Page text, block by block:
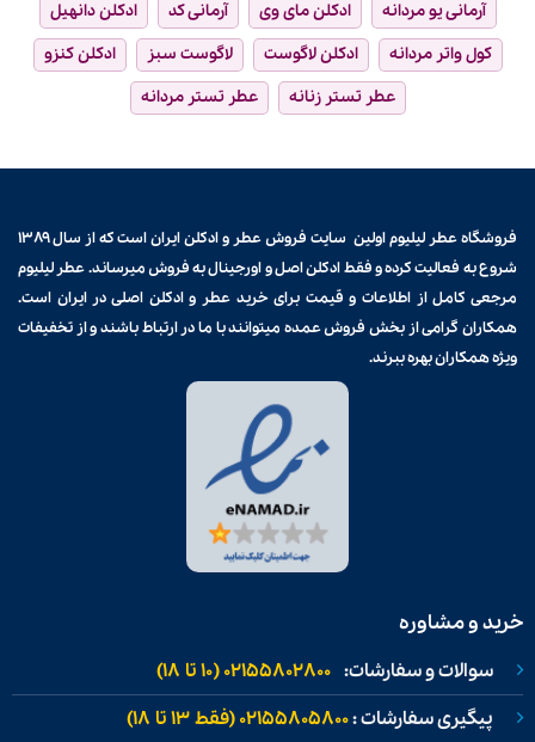
آرمانی یو مردانه
ادکلن مای وی آرمانی کد
ادکلن دانهیل
کول واتر مردانه
ادکلن لاگوست لاگوست سبز
ادکلن کنزو
عطر تستر زنانه
عطر تستر مردانه
فروشگاه عطر لیلیوم اولین سایت فروشعطر و ادکلن
ایران است که از سال ۱۳۸۹
شروع به فعالیت کرده و فقط ادکلن اصل و اورجینال به فروش میرساند. عطر لیلیوم
مرجعی کامل از اطلاعات و قیمت برایخرید عطر و ادکلن اصلی در ایران است.
همکاران گرامی از بخش فروش عمده میتوانند با ما در ارتباط باشند و از تخفیفات
ویژه همکاران بهره ببرند.
خرید و مشاوره
سوالات و سفارشات: 02155802800 (۱۰ تا ۱۸)
پیگیری سفارشات :02155805800 (فقط ۱۳ تا ۱۸)